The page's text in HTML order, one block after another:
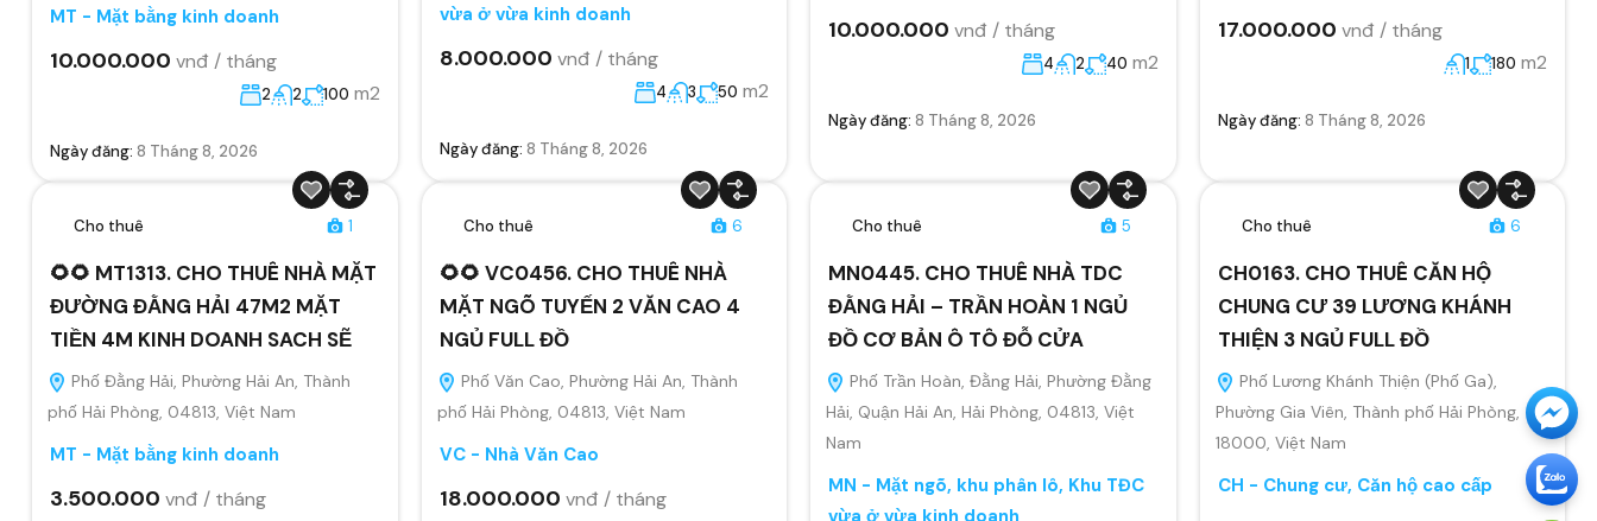
MT - Mặt bằng kinh doanh
10.000.000 vnđ / tháng
2 2 100 m2
Ngày đăng: 8 Tháng 8, 2026
vừa ở vừa kinh doanh
8.000.000 vnđ / tháng
4 3 50 m2
Ngày đăng: 8 Tháng 8, 2026
10.000.000 vnđ / tháng
4 2 40 m2
Ngày đăng: 8 Tháng 8, 2026
17.000.000 vnđ / tháng
1 180 m2
Ngày đăng: 8 Tháng 8, 2026
Cho thuê 1
🌻🌻 MT1313. CHO THUÊ NHÀ MẶT
ĐƯỜNG ĐẰNG HẢI 47M2 MẶT
TIỀN 4M KINH DOANH SACH SẼ
Phố Đằng Hải, Phường Hải An, Thành
phố Hải Phòng, 04813, Việt Nam
MT - Mặt bằng kinh doanh
3.500.000 vnđ / tháng
Cho thuê 6
🌻🌻 VC0456. CHO THUÊ NHÀ
MẶT NGÕ TUYẾN 2 VĂN CAO 4
NGỦ FULL ĐỒ
Phố Văn Cao, Phường Hải An, Thành
phố Hải Phòng, 04813, Việt Nam
VC - Nhà Văn Cao
18.000.000 vnđ / tháng
Cho thuê 5
MN0445. CHO THUÊ NHÀ TDC
ĐẰNG HẢI – TRẦN HOÀN 1 NGỦ
ĐỒ CƠ BẢN Ô TÔ ĐỖ CỬA
Phố Trần Hoàn, Đằng Hải, Phường Đằng
Hải, Quận Hải An, Hải Phòng, 04813, Việt
Nam
MN - Mặt ngõ, khu phân lô, Khu TĐC
vừa ở vừa kinh doanh
Cho thuê 6
CH0163. CHO THUÊ CĂN HỘ
CHUNG CƯ 39 LƯƠNG KHÁNH
THIỆN 3 NGỦ FULL ĐỒ
Phố Lương Khánh Thiện (Phố Ga),
Phường Gia Viên, Thành phố Hải Phòng,
18000, Việt Nam
CH - Chung cư, Căn hộ cao cấp